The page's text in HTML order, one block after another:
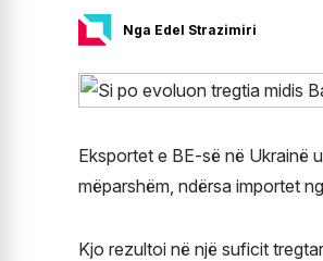
Nga Edel Strazimiri
Eksportet e BE-së në Ukrainë
mëparshëm, ndërsa importet
Kjo rezultoi në një suficit